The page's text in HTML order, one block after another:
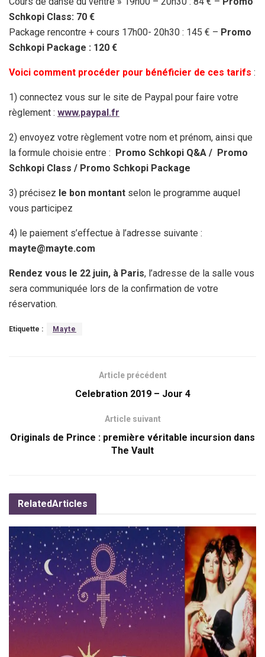
Schkopi Class: 70 €
Package rencontre + cours 17h00- 20h30 : 145 € – Promo
Schkopi Package : 120 €
Voici comment procéder pour bénéficier de ces tarifs :
1) connectez vous sur le site de Paypal pour faire votre
règlement : www.paypal.fr
2) envoyez votre règlement votre nom et prénom, ainsi que
la formule choisie entre :
Promo Schkopi Q&A / Promo
Schkopi Class / Promo Schkopi Package
3) précisez le bon montant selon le programme auquel
vous participez
4) le paiement s’effectue à l’adresse suivante :
mayte@mayte.com
Rendez vous le 22 juin, à Paris, l’adresse de la salle vous
sera communiquée lors de la confirmation de votre
réservation.
Etiquette : Mayte
Article précédent
Celebration 2019 – Jour 4
Article suivant
Originals de Prince : première véritable incursion dans
The Vault
RelatedArticles